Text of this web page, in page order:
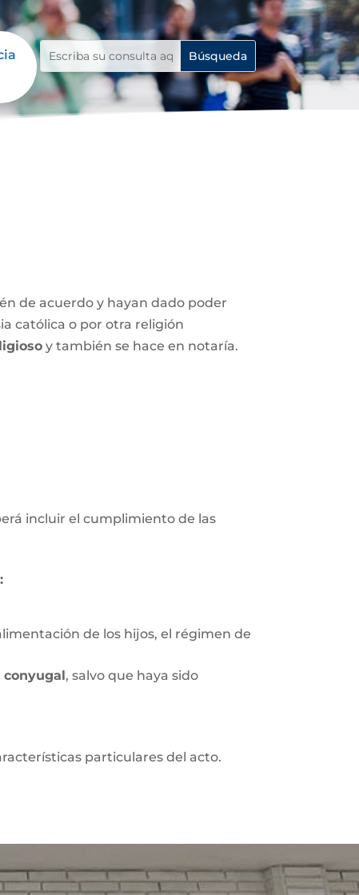
de acuerdo y hayan dado poder
católica o por otra religión
y también se hace en notaría.
incluir el cumplimiento de las
de los hijos, el régimen de
conyugal, salvo que haya sido
particulares del acto.